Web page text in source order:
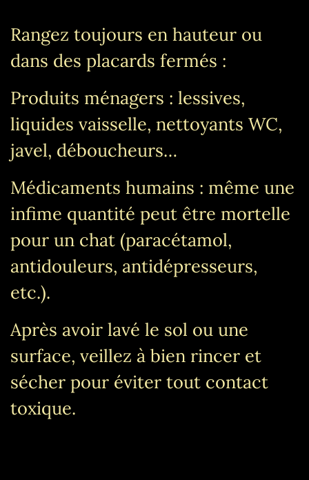
Rangez toujours en hauteur ou
dans des placards fermés :
Produits ménagers : lessives,
liquides vaisselle, nettoyants WC,
javel, déboucheurs…
Médicaments humains : même une
infime quantité peut être mortelle
pour un chat (paracétamol,
antidouleurs, antidépresseurs,
etc.).
Après avoir lavé le sol ou une
surface, veillez à bien rincer et
sécher pour éviter tout contact
toxique.